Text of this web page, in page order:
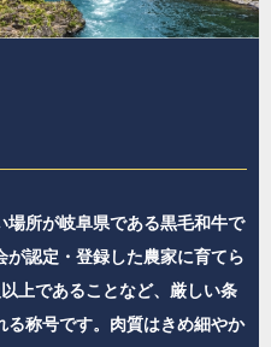
場所が岐阜県である黒毛和牛で
認定・登録した農家に育てら
上であることなど、厳しい条
称号です。肉質はきめ細やか